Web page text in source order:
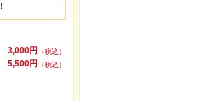
3,000円
（税込）
5,500円
（税込）